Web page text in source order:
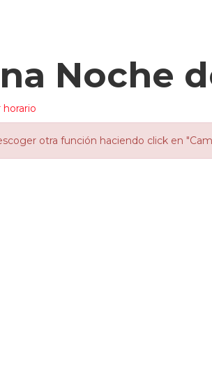
Noche
horario
otra función haciendo click en